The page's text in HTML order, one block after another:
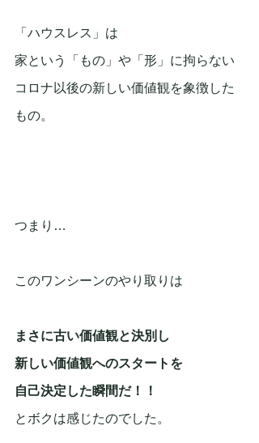
「ハウスレス」は
家という「もの」や「形」に拘らない
コロナ以後の新しい価値観を象徴した
もの。
つまり…
このワンシーンのやり取りは
まさに古い価値観と決別し
新しい価値観へのスタートを
自己決定した瞬間だ！！
とボクは感じたのでした。